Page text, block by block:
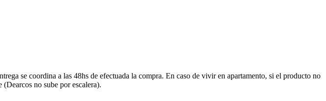
se coordina a las 48hs de efectuada la compra. En caso de vivir en apartamento, si el producto no
(Dearcos no sube por escalera).